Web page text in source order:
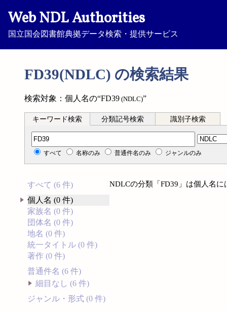
Web NDL Authorities
国立国会図書館典拠データ検索・提供サービス
FD39(NDLC) の検索結果
検索対象：個人名の“FD39 (NDLC)”
キーワード検索 分類記号検索 識別子検索
分類記号検索
すべて 名称のみ 普通件名のみ ジャンルのみ
すべて (6 件)
個人名 (0 件)
家族名 (0 件)
団体名 (0 件)
地名 (0 件)
統一タイトル (0 件)
著作 (0 件)
普通件名 (6 件)
細目なし (6 件)
ジャンル・形式 (0 件)
NDLCの分類「FD39」は個人名